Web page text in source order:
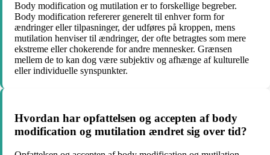
Body modification og mutilation er to forskellige begreber.
Body modification refererer generelt til enhver form for
ændringer eller tilpasninger, der udføres på kroppen, mens
mutilation henviser til ændringer, der ofte betragtes som mere
ekstreme eller chokerende for andre mennesker. Grænsen
mellem de to kan dog være subjektiv og afhænge af kulturelle
eller individuelle synspunkter.
Hvordan har opfattelsen og accepten af body
modification og mutilation ændret sig over tid?